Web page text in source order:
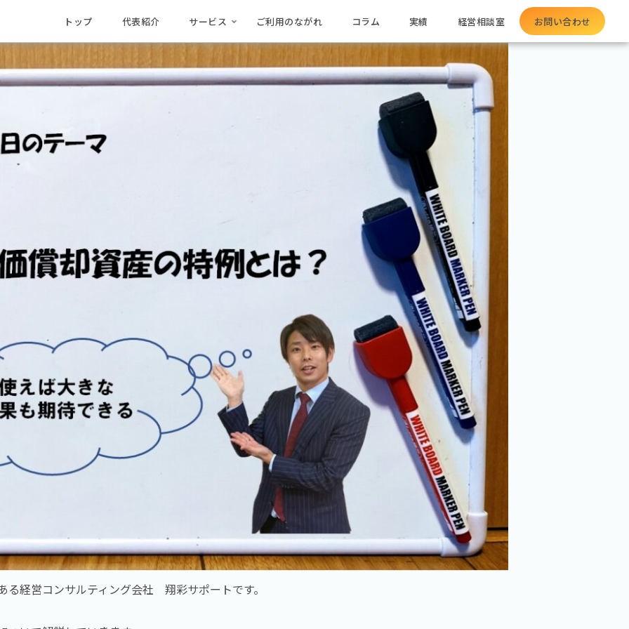
トップ 代表紹介 サービス ご利用のながれ コラム 実績 経営相談室 お問い合わせ
経営コンサルティング会社 翔彩サポートです。